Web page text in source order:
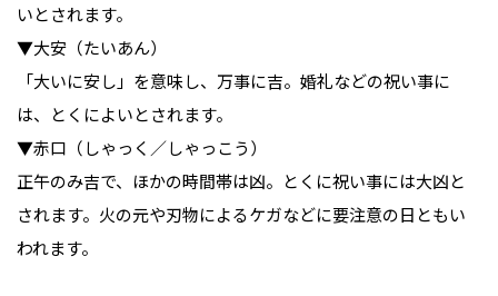
いとされます。
▼大安（たいあん）
「大いに安し」を意味し、万事に吉。婚礼などの祝い事に
は、とくによいとされます。
▼赤口（しゃっく／しゃっこう）
正午のみ吉で、ほかの時間帯は凶。とくに祝い事には大凶と
されます。火の元や刃物によるケガなどに要注意の日ともい
われます。